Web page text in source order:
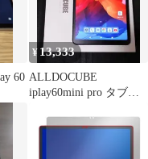
60
¥ 13,333
ALLDOCUBE
iplay60mini pro タブレ